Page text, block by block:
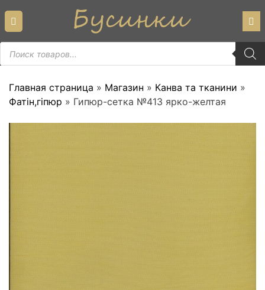
content
Пошук
товарів
Главная страница » Магазин » Канва та тканини »
Фатін,гіпюр » Гипюр-сетка №413 ярко-желтая